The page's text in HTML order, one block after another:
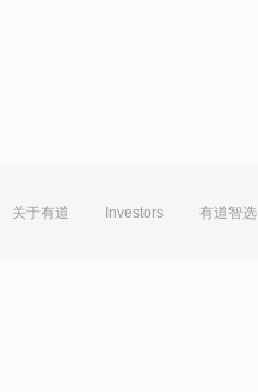
关于有道 Investors 有道智选